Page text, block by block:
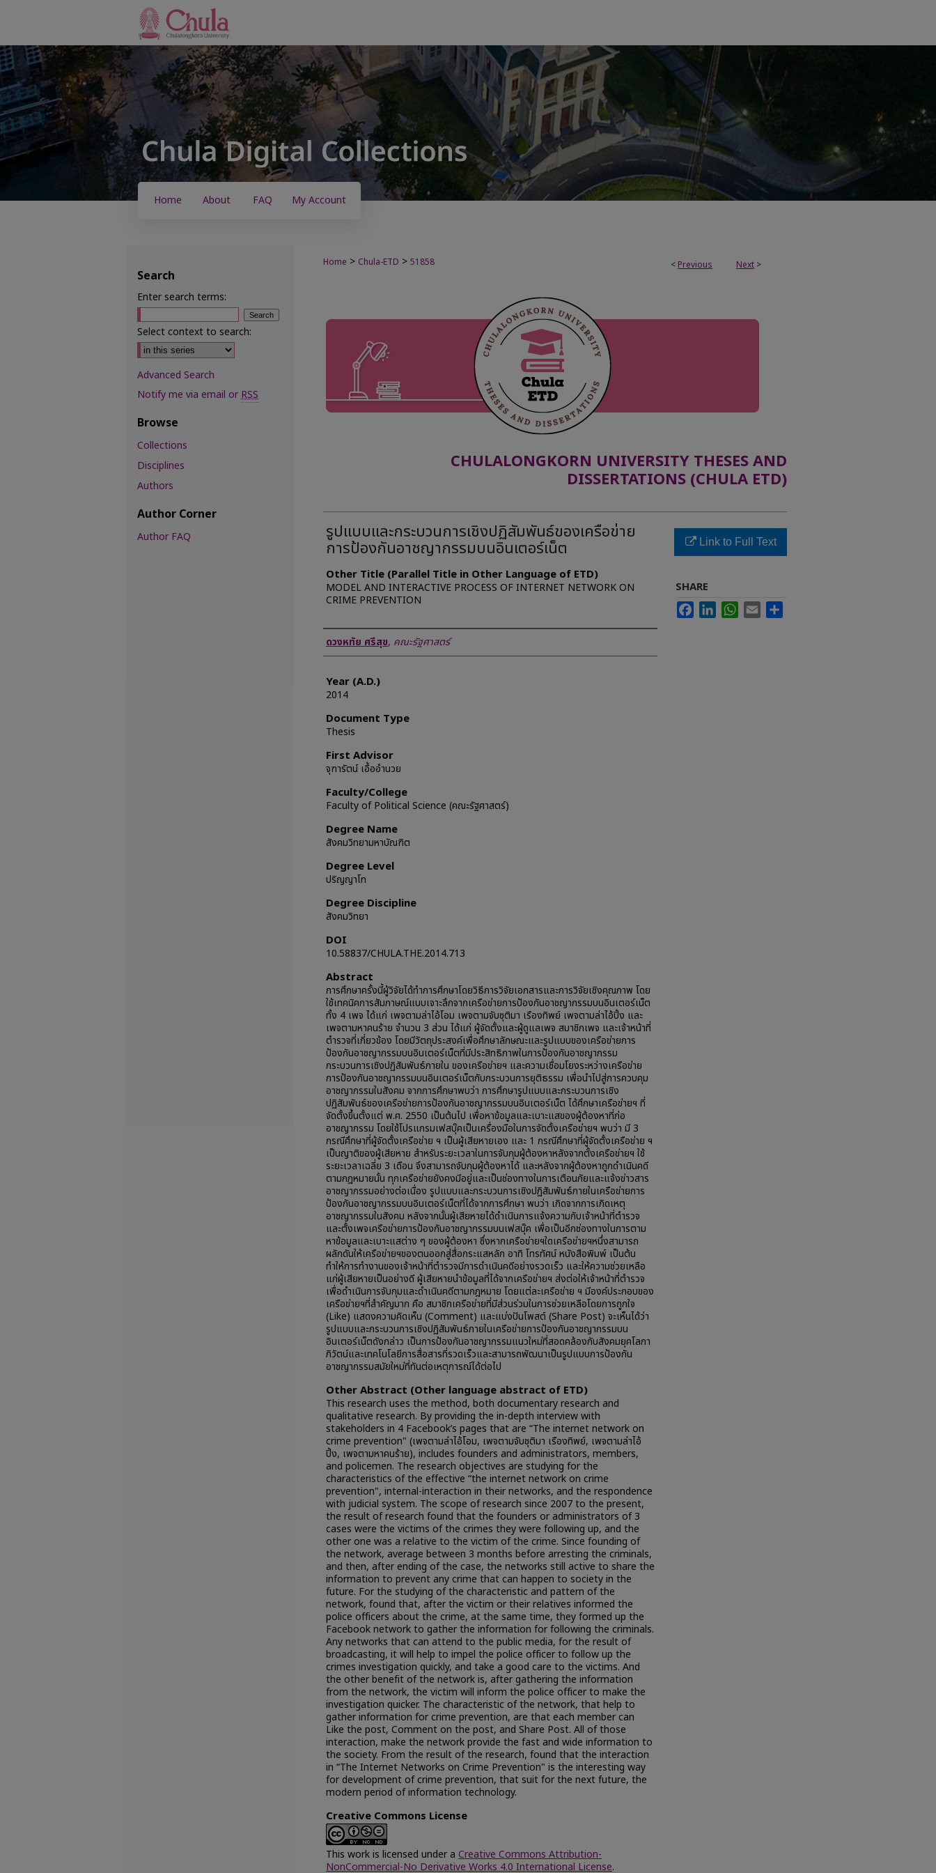
Home About FAQ My Account
< Previous Next >
Home > Chula-ETD > 51858
CHULALONGKORN UNIVERSITY THESES AND
DISSERTATIONS (CHULA ETD)
รูปแบบและกระบวนการเชิงปฏิสัมพันธ์ของเครือข่าย
การป้องกันอาชญากรรมบนอินเตอร์เน็ต
Other Title (Parallel Title in Other Language of ETD)
MODEL AND INTERACTIVE PROCESS OF INTERNET NETWORK ON
CRIME PREVENTION
Author
ดวงหทัย ศรีสุข, คณะรัฐศาสตร์
Year (A.D.)
2014
Document Type
Thesis
First Advisor
จุฑารัตน์ เอื้ออำนวย
Faculty/College
Faculty of Political Science (คณะรัฐศาสตร์)
Degree Name
สังคมวิทยามหาบัณฑิต
Degree Level
ปริญญาโท
Degree Discipline
สังคมวิทยา
DOI
10.58837/CHULA.THE.2014.713
Abstract
การศึกษาครั้งนี้ผู้วิจัยได้ทำการศึกษาโดยวิธีการวิจัยเอกสารและการวิจัยเชิงคุณภาพ โดย
ใช้เทคนิคการสัมภาษณ์แบบเจาะลึกจากเครือข่ายการป้องกันอาชญากรรมบนอินเตอร์เน็ต
ทั้ง 4 เพจ ได้แก่ เพจตามล่าไอ้โอม เพจตามจับชุติมา เรืองทิพย์ เพจตามล่าไอ้ปิ้ง และ
เพจตามหาคนร้าย จำนวน 3 ส่วน ได้แก่ ผู้จัดตั้งและผู้ดูแลเพจ สมาชิกเพจ และเจ้าหน้าที่
ตำรวจที่เกี่ยวข้อง โดยมีวัตถุประสงค์เพื่อศึกษาลักษณะและรูปแบบของเครือข่ายการ
ป้องกันอาชญากรรมบนอินเตอร์เน็ตที่มีประสิทธิภาพในการป้องกันอาชญากรรม
กระบวนการเชิงปฏิสัมพันธ์ภายใน ของเครือข่ายฯ และความเชื่อมโยงระหว่างเครือข่าย
การป้องกันอาชญากรรมบนอินเตอร์เน็ตกับกระบวนการยุติธรรม เพื่อนำไปสู่การควบคุม
อาชญากรรมในสังคม จากการศึกษาพบว่า การศึกษารูปแบบและกระบวนการเชิง
ปฏิสัมพันธ์ของเครือข่ายการป้องกันอาชญากรรมบนอินเตอร์เน็ต ได้ศึกษาเครือข่ายฯ ที่
จัดตั้งขึ้นตั้งแต่ พ.ศ. 2550 เป็นต้นไป เพื่อหาข้อมูลและเบาะแสของผู้ต้องหาที่ก่อ
อาชญากรรม โดยใช้โปรแกรมเฟสบุ๊คเป็นเครื่องมือในการจัดตั้งเครือข่ายฯ พบว่า มี 3
กรณีศึกษาที่ผู้จัดตั้งเครือข่าย ฯ เป็นผู้เสียหายเอง และ 1 กรณีศึกษาที่ผู้จัดตั้งเครือข่าย ฯ
เป็นญาติของผู้เสียหาย สำหรับระยะเวลาในการจับกุมผู้ต้องหาหลังจากตั้งเครือข่ายฯ ใช้
ระยะเวลาเฉลี่ย 3 เดือน จึงสามารถจับกุมผู้ต้องหาได้ และหลังจากผู้ต้องหาถูกดำเนินคดี
ตามกฎหมายนั้น ทุกเครือข่ายยังคงมีอยู่และเป็นช่องทางในการเตือนภัยและแจ้งข่าวสาร
อาชญากรรมอย่างต่อเนื่อง รูปแบบและกระบวนการเชิงปฏิสัมพันธ์ภายในเครือข่ายการ
ป้องกันอาชญากรรมบนอินเตอร์เน็ตที่ได้จากการศึกษา พบว่า เกิดจากการเกิดเหตุ
อาชญากรรมในสังคม หลังจากนั้นผู้เสียหายได้ดำเนินการแจ้งความกับเจ้าหน้าที่ตำรวจ
และตั้งเพจเครือข่ายการป้องกันอาชญากรรมบนเฟสบุ๊ค เพื่อเป็นอีกช่องทางในการตาม
หาข้อมูลและเบาะแสต่าง ๆ ของผู้ต้องหา ซึ่งหากเครือข่ายฯใดเครือข่ายฯหนึ่งสามารถ
ผลักดันให้เครือข่ายฯของตนออกสู่สื่อกระแสหลัก อาทิ โทรทัศน์ หนังสือพิมพ์ เป็นต้น
ทำให้การทำงานของเจ้าหน้าที่ตำรวจมีการดำเนินคดีอย่างรวดเร็ว และให้ความช่วยเหลือ
แก่ผู้เสียหายเป็นอย่างดี ผู้เสียหายนำข้อมูลที่ได้จากเครือข่ายฯ ส่งต่อให้เจ้าหน้าที่ตำรวจ
เพื่อดำเนินการจับกุมและดำเนินคดีตามกฎหมาย โดยแต่ละเครือข่าย ฯ มีองค์ประกอบของ
เครือข่ายฯที่สำคัญมาก คือ สมาชิกเครือข่ายที่มีส่วนร่วมในการช่วยเหลือโดยการถูกใจ
(Like) แสดงความคิดเห็น (Comment) และแบ่งปันโพสต์ (Share Post) จะเห็นได้ว่า
รูปแบบและกระบวนการเชิงปฏิสัมพันธ์ภายในเครือข่ายการป้องกันอาชญากรรมบน
อินเตอร์เน็ตดังกล่าว เป็นการป้องกันอาชญากรรมแนวใหม่ที่สอดคล้องกับสังคมยุคโลกา
ภิวัตน์และเทคโนโลยีการสื่อสารที่รวดเร็วและสามารถพัฒนาเป็นรูปแบบการป้องกัน
อาชญากรรมสมัยใหม่ที่ทันต่อเหตุการณ์ได้ต่อไป
Other Abstract (Other language abstract of ETD)
This research uses the method, both documentary research and
qualitative research. By providing the in-depth interview with
stakeholders in 4 Facebook’s pages that are “The internet network on
crime prevention" (เพจตามล่าไอ้โอม, เพจตามจับชุติมา เรืองทิพย์, เพจตามล่าไอ้
ปิ้ง, เพจตามหาคนร้าย), includes founders and administrators, members,
and policemen. The research objectives are studying for the
characteristics of the effective “the internet network on crime
prevention", internal-interaction in their networks, and the respondence
with judicial system. The scope of research since 2007 to the present,
the result of research found that the founders or administrators of 3
cases were the victims of the crimes they were following up, and the
other one was a relative to the victim of the crime. Since founding of
the network, average between 3 months before arresting the criminals,
and then, after ending of the case, the networks still active to share the
information to prevent any crime that can happen to society in the
future. For the studying of the characteristic and pattern of the
network, found that, after the victim or their relatives informed the
police officers about the crime, at the same time, they formed up the
Facebook network to gather the information for following the criminals.
Any networks that can attend to the public media, for the result of
broadcasting, it will help to impel the police officer to follow up the
crimes investigation quickly, and take a good care to the victims. And
the other benefit of the network is, after gathering the information
from the network, the victim will inform the police officer to make the
investigation quicker. The characteristic of the network, that help to
gather information for crime prevention, are that each member can
Like the post, Comment on the post, and Share Post. All of those
interaction, make the network provide the fast and wide information to
the society. From the result of the research, found that the interaction
in “The Internet Networks on Crime Prevention" is the interesting way
for development of crime prevention, that suit for the next future, the
modern period of information technology.
Creative Commons License
This work is licensed under a Creative Commons Attribution-
NonCommercial-No Derivative Works 4.0 International License.
Link to Full Text
SHARE
FacebookLinkedInWhatsApp
Email
Search
Enter search terms:
Select context to search:
Advanced Search
Notify me via email orRSS
Browse
Collections
Disciplines
Authors
Author Corner
Author FAQ